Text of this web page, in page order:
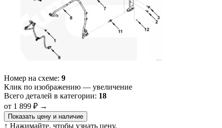
Номер на схеме: 9
Клик по изображению — увеличение
Всего деталей в категории: 18
от 1 899 ₽ →
Показать цену и наличие
↑ Нажимайте, чтобы узнать цену,